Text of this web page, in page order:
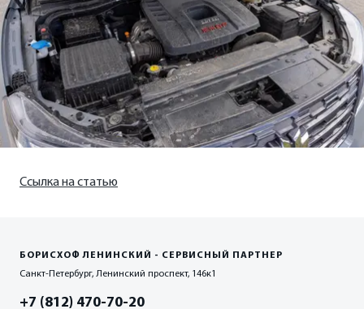
Ссылка на статью
БОРИСХОФ ЛЕНИНСКИЙ - СЕРВИСНЫЙ ПАРТНЕР
Санкт-Петербург, Ленинский проспект, 146к1
+7 (812) 470-70-20